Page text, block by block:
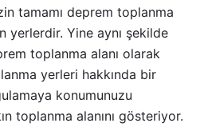
tamamı deprem toplanma
yerlerdir. Yine aynı şekilde
toplanma alanı olarak
yerleri hakkında bir
konumunuzu
toplanma alanını gösteriyor.